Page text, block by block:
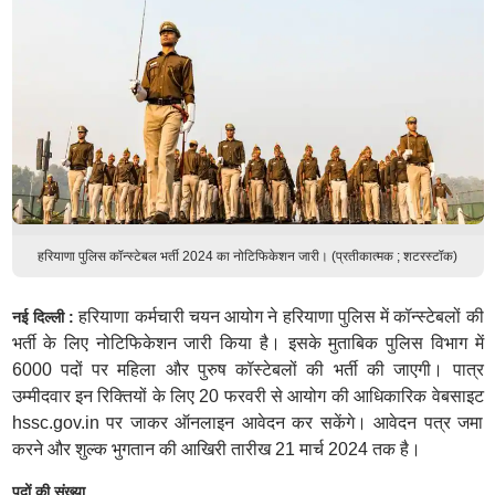
हरियाणा पुलिस कॉन्स्टेबल भर्ती 2024 का नोटिफिकेशन जारी। (प्रतीकात्मक ; शटरस्टॉक)
नई दिल्ली :हरियाणा कर्मचारी चयन आयोग ने हरियाणा पुलिस में कॉन्स्टेबलों की
भर्ती के लिए नोटिफिकेशन जारी किया है। इसके मुताबिक पुलिस विभाग में
6000 पदों पर महिला और पुरुष कॉस्टेबलों की भर्ती की जाएगी। पात्र
उम्मीदवार इन रिक्तियों के लिए 20 फरवरी से आयोग की आधिकारिक वेबसाइट
hssc.gov.in पर जाकर ऑनलाइन आवेदन कर सकेंगे। आवेदन पत्र जमा
करने और शुल्क भुगतान की आखिरी तारीख 21 मार्च 2024 तक है।